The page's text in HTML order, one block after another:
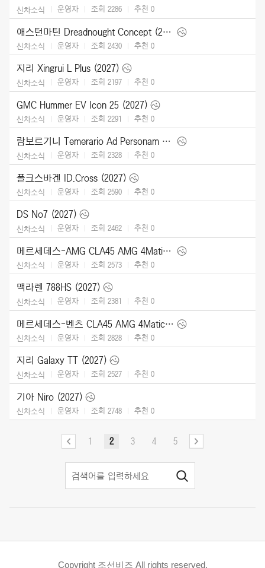
신차소식 운영자 조회 2286 추천 0
애스턴마틴 Dreadnought Concept (2026)
신차소식 운영자 조회 2430 추천 0
지리 Xingrui L Plus (2027)
신차소식 운영자 조회 2197 추천 0
GMC Hummer EV Icon 25 (2027)
신차소식 운영자 조회 2291 추천 0
람보르기니 Temerario Ad Personam (2026)
신차소식 운영자 조회 2328 추천 0
폴크스바겐 ID.Cross (2027)
신차소식 운영자 조회 2590 추천 0
DS No7 (2027)
신차소식 운영자 조회 2462 추천 0
메르세데스-AMG CLA45 AMG 4Matic (2027)
신차소식 운영자 조회 2573 추천 0
맥라렌 788HS (2027)
신차소식 운영자 조회 2381 추천 0
메르세데스-벤츠 CLA45 AMG 4Matic (2027)
신차소식 운영자 조회 2828 추천 0
지리 Galaxy TT (2027)
신차소식 운영자 조회 2527 추천 0
기아 Niro (2027)
신차소식 운영자 조회 2748 추천 0
1 2 3 4 5
Copyright 조선비즈 All rights reserved.